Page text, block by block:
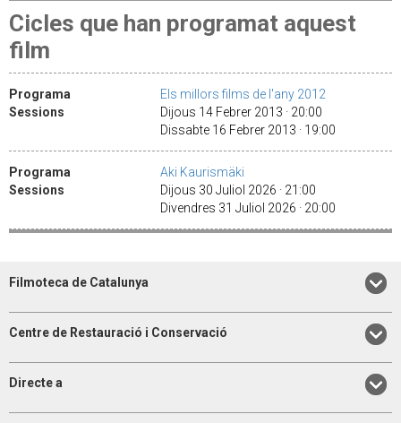
Cicles que han programat aquest
film
Programa
Els millors films de l'any 2012
Sessions
Dijous 14 Febrer 2013 · 20:00
Dissabte 16 Febrer 2013 · 19:00
Programa
Aki Kaurismäki
Sessions
Dijous 30 Juliol 2026 · 21:00
Divendres 31 Juliol 2026 · 20:00
Filmoteca de Catalunya
Centre de Restauració i Conservació
Directe a